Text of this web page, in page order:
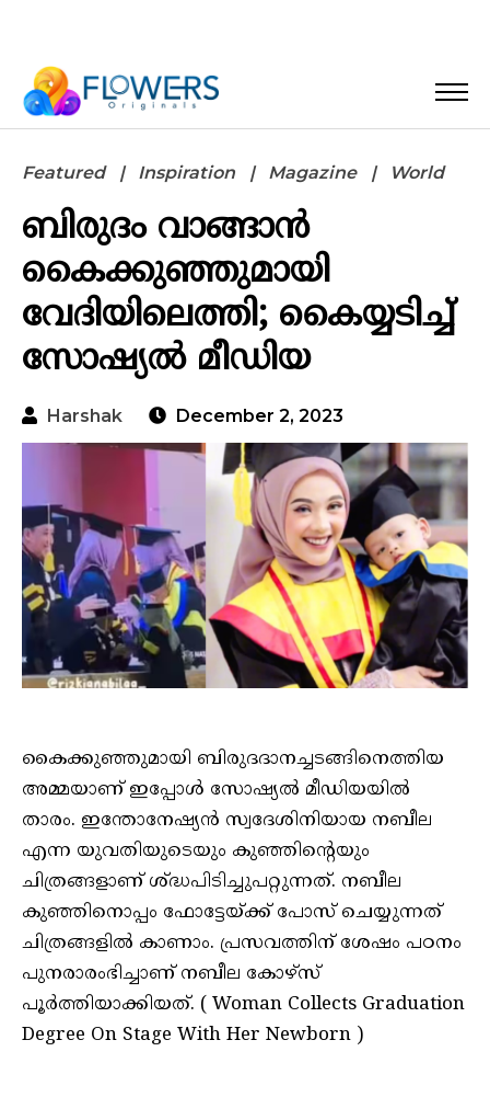
Featured Inspiration Magazine World
ബിരുദം വാങ്ങാന്‍
കൈക്കുഞ്ഞുമായി
വേദിയിലെത്തി; കൈയ്യടിച്ച്
സോഷ്യല്‍ മീഡിയ
Harshak December 2, 2023
കൈക്കുഞ്ഞുമായി ബിരുദദാനച്ചടങ്ങിനെത്തിയ
അമ്മയാണ് ഇപ്പോള്‍ സോഷ്യല്‍ മീഡിയയില്‍
താരം. ഇന്തോനേഷ്യന്‍ സ്വദേശിനിയായ നബീല
എന്ന യുവതിയുടെയും കുഞ്ഞിന്റെയും
ചിത്രങ്ങളാണ് ശ്ദ്ധപിടിച്ചുപറ്റുന്നത്. നബീല
കുഞ്ഞിനൊപ്പം ഫോട്ടേയ്ക്ക് പോസ് ചെയ്യുന്നത്
ചിത്രങ്ങളില്‍ കാണാം. പ്രസവത്തിന് ശേഷം പഠനം
പുനരാരംഭിച്ചാണ് നബീല കോഴ്‌സ്
പൂര്‍ത്തിയാക്കിയത്. ( Woman Collects Graduation
Degree On Stage With Her Newborn )